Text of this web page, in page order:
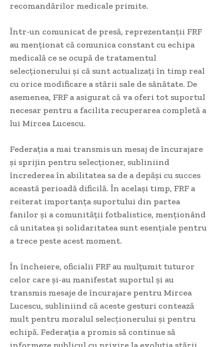
recomandărilor medicale primite.
Într-un comunicat de presă, reprezentanții FRF
au menționat că comunica constant cu echipa
medicală ce se ocupă de tratamentul
selecționerului și că sunt actualizați în timp real
cu orice modificare a stării sale de sănătate. De
asemenea, FRF a asigurat că va oferi tot suportul
necesar pentru a facilita recuperarea completă a
lui Mircea Lucescu.
Federația a mai transmis un mesaj de încurajare
și sprijin pentru selecționer, subliniind
încrederea în abilitatea sa de a depăși cu succes
această perioadă dificilă. În același timp, FRF a
reiterat importanța suportului din partea
fanilor și a comunității fotbalistice, menționând
că unitatea și solidaritatea sunt esențiale pentru
a trece peste acest moment.
În încheiere, oficialii FRF au mulțumit tuturor
celor care și-au manifestat suportul și au
transmis mesaje de încurajare pentru Mircea
Lucescu, subliniind că aceste gesturi contează
mult pentru moralul selecționerului și pentru
echipă. Federația a promis să continue să